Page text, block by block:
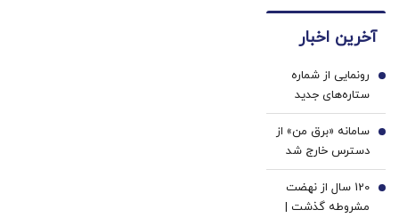
🔥
دلار
ببر 💲
🤑💲
پزشکی
سفید
کننده
خانگی
آخرین اخبار
رونمایی از شماره
ستاره‌های جدید
پرسپولیس | اعلام
شماره پیراهن ایگور
سرگیف، تیکدری و
محبی در فصل
جدید
1
سامانه «برق من» از
دسترس خارج شد
2
120 سال از نهضت
مشروطه گذشت |
3